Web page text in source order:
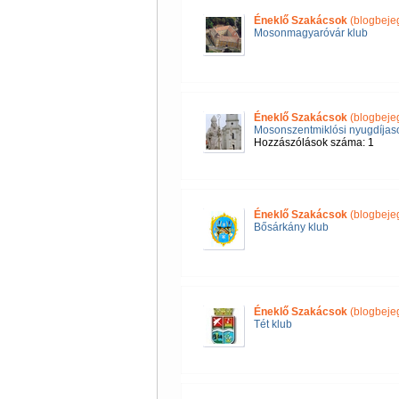
Éneklő Szakácsok
Mosonmagyaróvár klub
Éneklő Szakácsok
Mosonszentmiklósi
Hozzászólások száma: 1
Éneklő Szakácsok
Bősárkány klub
Éneklő Szakácsok
Tét klub